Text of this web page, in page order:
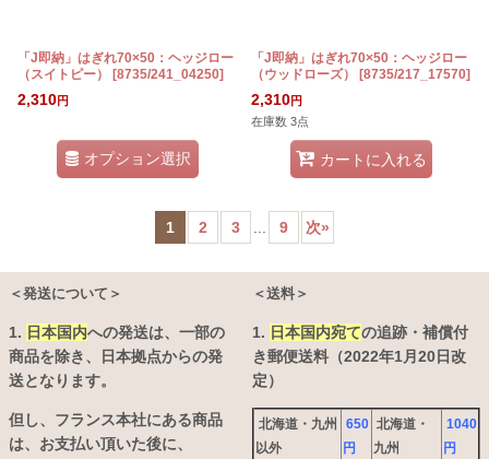
「J即納」はぎれ70×50：ヘッジロー
（スイトピー）
[8735/241_04250]
2,310円
オプション選択
「J即納」はぎれ70×50：ヘッジロー
（ウッドローズ）
[8735/217_17570]
2,310円
在庫数 3点
カートに入れる
1 2 3 9 次»
＜発送について＞
1. 日本国内への発送は、 一部の
商品を除き、日本拠点からの発
送となります。
但し、フランス本社にある商品
は、お支払い頂いた後に、
＜送料＞
1. 日本国内宛ての追跡・補償付
き郵便送料（2022年1月20日改
定）
北海道・九州
以外
650
円
北海道・
九州
1040
円